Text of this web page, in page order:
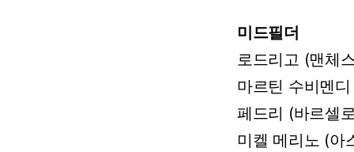
미드필더
로드리고 (맨체
마르틴 수비멘디
페드리 (바르셀
미켈 메리노 (아